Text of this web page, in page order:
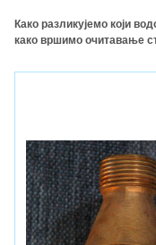
Како разликујемо који
како вршимо очитавање